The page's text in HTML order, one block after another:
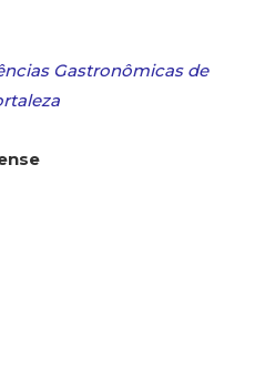
Gastronômicas de